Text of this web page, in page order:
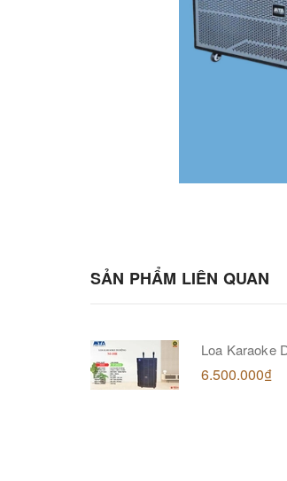
SẢN PHẨM LIÊN QUAN
Loa Karaoke
6.500.000₫